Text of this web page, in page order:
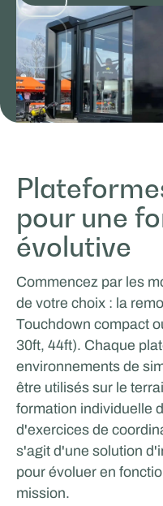
ICEONE Racing
Van Essen
pour une
évolutive
Commencez par les
de votre choix : la
Touchdown compact
30ft, 44ft). Chaque
environnements de
être utilisés sur le
formation individuelle
d'exercices de
s'agit d'une solution
pour évoluer en
mission.